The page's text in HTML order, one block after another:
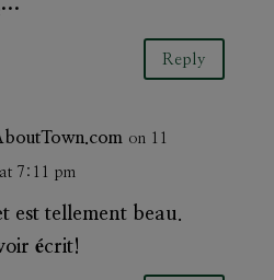
Reply
on 11
7:11 pm
est tellement beau.
écrit!